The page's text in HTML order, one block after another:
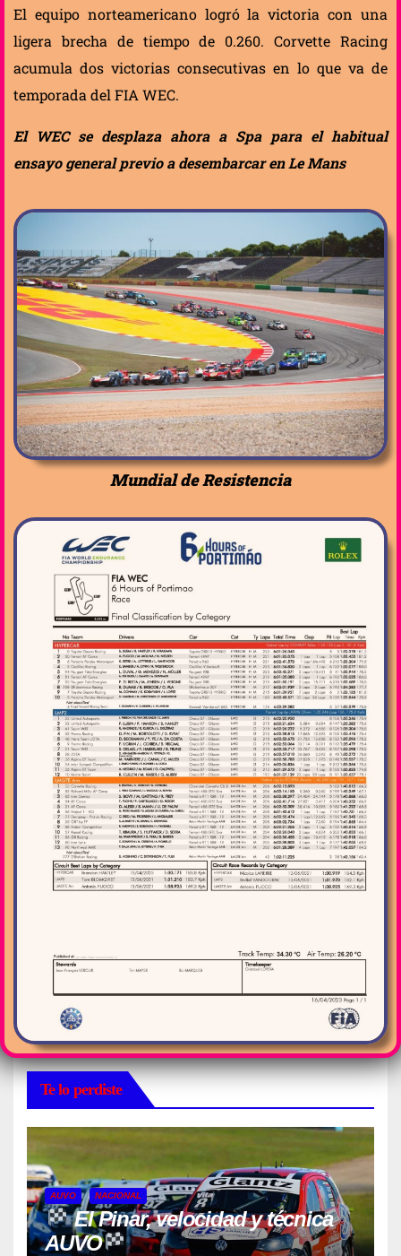
El equipo norteamericano logró la victoria con una
ligera brecha de tiempo de 0.260. Corvette Racing
acumula dos victorias consecutivas en lo que va de
temporada del FIA WEC.
El WEC se desplaza ahora a Spa para el habitual
ensayo general previo a desembarcar en Le Mans
Mundial de Resistencia
Te lo perdiste
AUVO NACIONAL
El Pinar, velocidad y técnica
AUVO